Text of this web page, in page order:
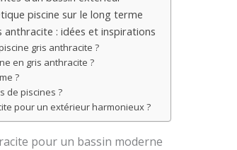
piscine sur le long terme
anthracite : idées et inspirations
gris anthracite ?
en gris anthracite ?
?
de piscines ?
pour un extérieur harmonieux ?
pour un bassin moderne